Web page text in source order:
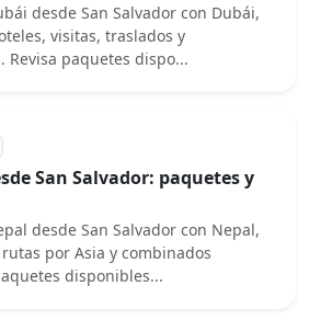
desde San Salvador con Dubái,
visitas, traslados y
Revisa paquetes dispo...
San Salvador: paquetes y
desde San Salvador con Nepal,
por Asia y combinados
disponibles...